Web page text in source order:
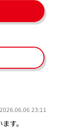
2026.06.06 23:11
す。